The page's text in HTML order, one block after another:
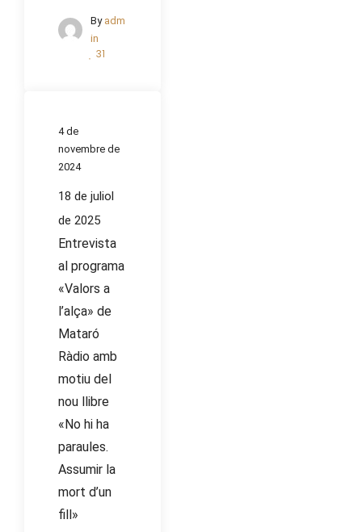
By adm
in
31
4 de
novembre de
2024
18 de juliol
de 2025
Entrevista
al programa
«Valors a
l’alça» de
Mataró
Ràdio amb
motiu del
nou llibre
«No hi ha
paraules.
Assumir la
mort d’un
fill»